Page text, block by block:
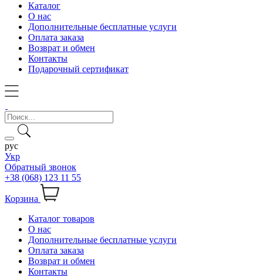
Каталог
О нас
Дополнительные бесплатные услуги
Оплата заказа
Возврат и обмен
Контакты
Подарочный сертификат
рус
Укр
Обратный звонок
+38 (068) 123 11 55
Корзина
Каталог товаров
О нас
Дополнительные бесплатные услуги
Оплата заказа
Возврат и обмен
Контакты